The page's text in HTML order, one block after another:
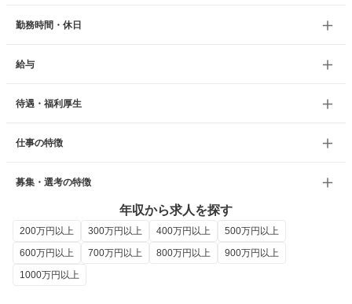
勤務時間・休日
給与
待遇・福利厚生
仕事の特徴
募集・選考の特徴
年収から求人を探す
200万円以上 300万円以上 400万円以上
500万円以上
600万円以上
700万円以上 800万円以上
900万円以上
1000万円以上